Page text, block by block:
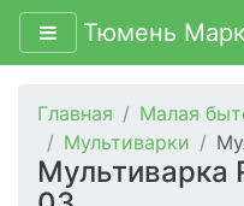
Тюмень
Главная
Малая
Мультиварки
Мультиварка